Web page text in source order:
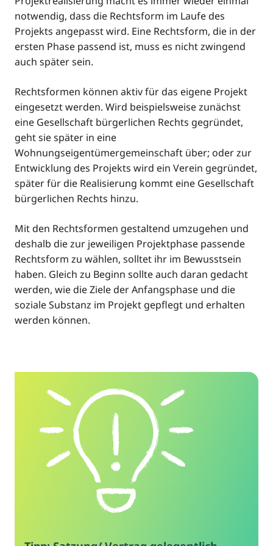
notwendig, dass die Rechtsform im Laufe des
Projekts angepasst wird. Eine Rechtsform, die in der
ersten Phase passend ist, muss es nicht zwingend
auch später sein.
Rechtsformen können aktiv für das eigene Projekt
eingesetzt werden. Wird beispielsweise zunächst
eine Gesellschaft bürgerlichen Rechts gegründet,
geht sie später in eine
Wohnungseigentümergemeinschaft über; oder zur
Entwicklung des Projekts wird ein Verein gegründet,
später für die Realisierung kommt eine Gesellschaft
bürgerlichen Rechts hinzu.
Mit den Rechtsformen gestaltend umzugehen und
deshalb die zur jeweiligen Projektphase passende
Rechtsform zu wählen, solltet ihr im Bewusstsein
haben. Gleich zu Beginn sollte auch daran gedacht
werden, wie die Ziele der Anfangsphase und die
soziale Substanz im Projekt gepflegt und erhalten
werden können.